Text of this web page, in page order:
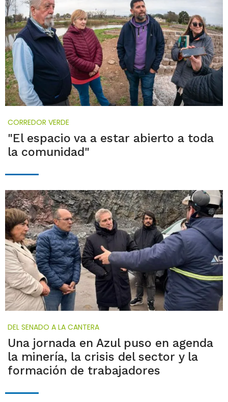
CORREDOR VERDE
"El espacio va a estar abierto a toda
la comunidad"
DEL SENADO A LA CANTERA
Una jornada en Azul puso en agenda
la minería, la crisis del sector y la
formación de trabajadores